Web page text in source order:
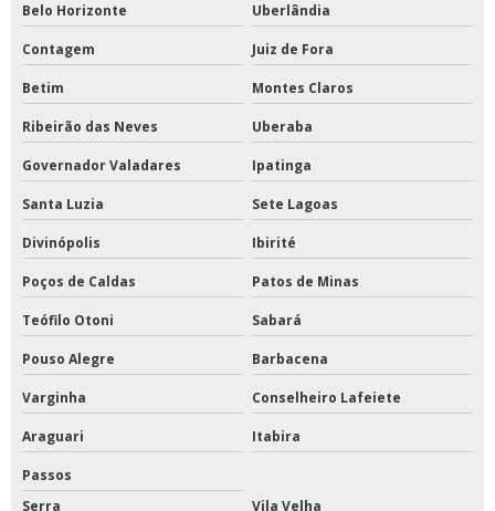
Belo Horizonte
Uberlândia
Contagem Juiz de Fora
Betim Montes Claros
Ribeirão das Neves Uberaba
Governador Valadares Ipatinga
Santa Luzia Sete Lagoas
Divinópolis Ibirité
Poços de Caldas Patos de Minas
Teófilo Otoni Sabará
Pouso Alegre Barbacena
Varginha Conselheiro Lafeiete
Araguari Itabira
Passos
Serra
Vila Velha